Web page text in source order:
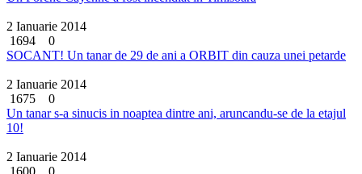
2 Ianuarie 2014
1694
0
SOCANT! Un tanar de 29 de ani a ORBIT din cauza unei petarde
2 Ianuarie 2014
1675
0
Un tanar s-a sinucis in noaptea dintre ani, aruncandu-se de la etajul
10!
2 Ianuarie 2014
1600
0